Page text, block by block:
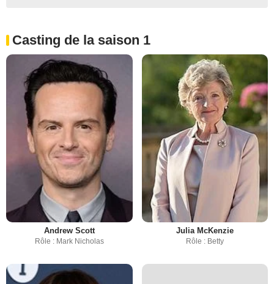
Casting de la saison 1
Andrew Scott
Rôle : Mark Nicholas
Julia McKenzie
Rôle : Betty